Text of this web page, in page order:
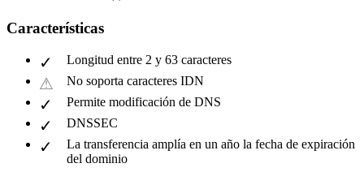
Características
Longitud entre 2 y 63 caracteres
No soporta caracteres IDN
Permite modificación de DNS
DNSSEC
La transferencia amplía en un año la fecha de expiración
del dominio